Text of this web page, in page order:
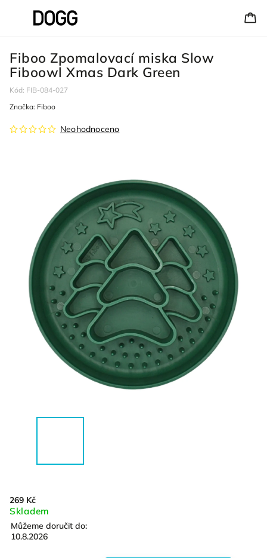
Fiboo Zpomalovací miska Slow
Fiboowl Xmas Dark Green
Kód: FIB-084-027
Neohodnoceno
Značka: Fiboo
269 Kč
Skladem
Můžeme doručit do:
10.8.2026